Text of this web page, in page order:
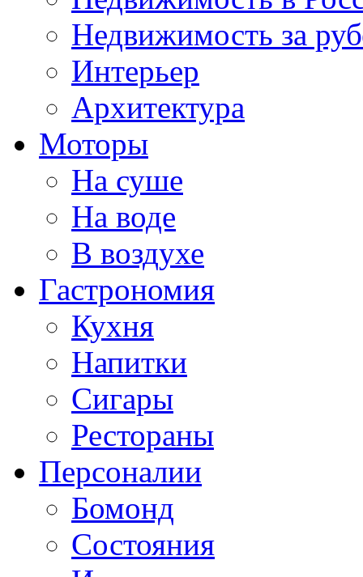
Недвижимость за
Интерьер
Архитектура
Моторы
На суше
На воде
В воздухе
Гастрономия
Кухня
Напитки
Сигары
Рестораны
Персоналии
Бомонд
Состояния